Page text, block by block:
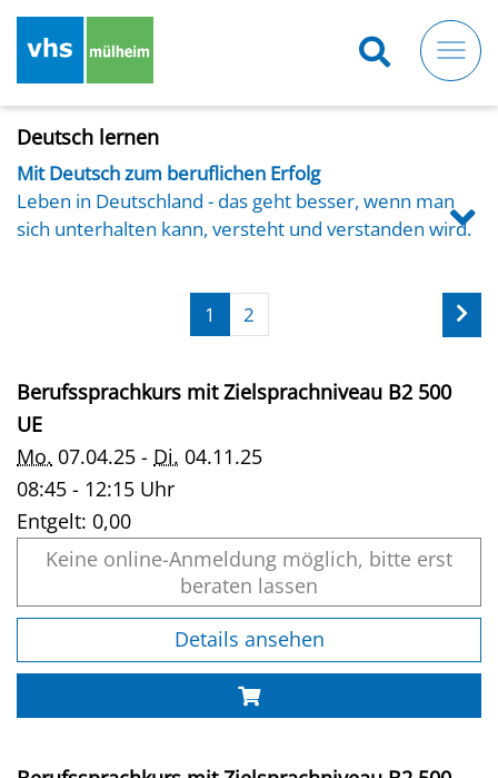
Deutsch lernen
Mit Deutsch zum beruflichen Erfolg
Leben in Deutschland - das geht besser, wenn man
sich unterhalten kann, versteht und verstanden wird.
unterstützt Zuwanderer*innen im Erlernen von
Deutsch als Zweitsprache (DaZ).
alle, die Deutsch erlernen oder Deutschkenntnisse
verbessern wollen.
1 2
Berufssprachkurs mit Zielsprachniveau B2 500
UE
Mo. 07.04.25 - Di. 04.11.25
08:45 - 12:15 Uhr
Entgelt: 0,00
Keine online-Anmeldung möglich, bitte erst
beraten lassen
Details ansehen